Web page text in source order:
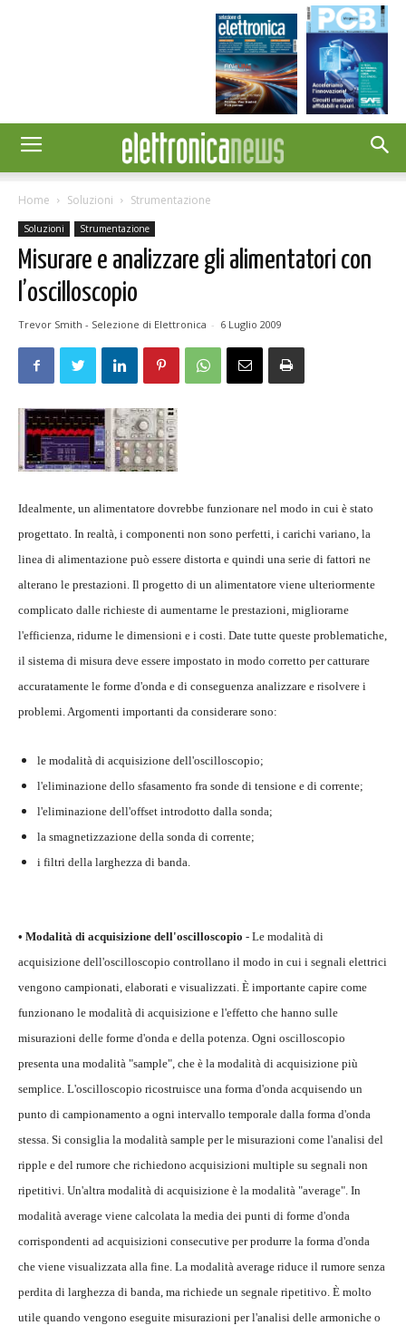
Home Soluzioni Strumentazione
Soluzioni Strumentazione
Misurare e analizzare gli alimentatori con
l’oscilloscopio
Trevor Smith - Selezione di Elettronica - 6 Luglio 2009
Idealmente, un alimentatore dovrebbe funzionare nel modo in cui è stato
progettato. In realtà, i componenti non sono perfetti, i carichi variano, la
linea di alimentazione può essere distorta e quindi una serie di fattori ne
alterano le prestazioni. Il progetto di un alimentatore viene ulteriormente
complicato dalle richieste di aumentarne le prestazioni, migliorarne
l'efficienza, ridurne le dimensioni e i costi. Date tutte queste problematiche,
il sistema di misura deve essere impostato in modo corretto per catturare
accuratamente le forme d'onda e di conseguenza analizzare e risolvere i
problemi. Argomenti importanti da considerare sono:
le modalità di acquisizione dell'oscilloscopio;
l'eliminazione dello sfasamento fra sonde di tensione e di corrente;
l'eliminazione dell'offset introdotto dalla sonda;
la smagnetizzazione della sonda di corrente;
i filtri della larghezza di banda.
• Modalità di acquisizione dell'oscilloscopio - Le modalità di
acquisizione dell'oscilloscopio controllano il modo in cui i segnali elettrici
vengono campionati, elaborati e visualizzati. È importante capire come
funzionano le modalità di acquisizione e l'effetto che hanno sulle
misurazioni delle forme d'onda e della potenza. Ogni oscilloscopio
presenta una modalità "sample", che è la modalità di acquisizione più
semplice. L'oscilloscopio ricostruisce una forma d'onda acquisendo un
punto di campionamento a ogni intervallo temporale dalla forma d'onda
stessa. Si consiglia la modalità sample per le misurazioni come l'analisi del
ripple e del rumore che richiedono acquisizioni multiple su segnali non
ripetitivi. Un'altra modalità di acquisizione è la modalità "average". In
modalità average viene calcolata la media dei punti di forme d'onda
corrispondenti ad acquisizioni consecutive per produrre la forma d'onda
che viene visualizzata alla fine. La modalità average riduce il rumore senza
perdita di larghezza di banda, ma richiede un segnale ripetitivo. È molto
utile quando vengono eseguite misurazioni per l'analisi delle armoniche o